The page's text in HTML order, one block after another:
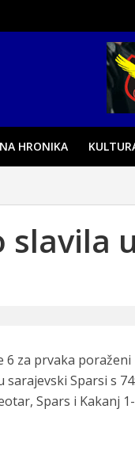
HRONIKA
slavila
za prvaka
Sparsi s
Spars i Kakanj